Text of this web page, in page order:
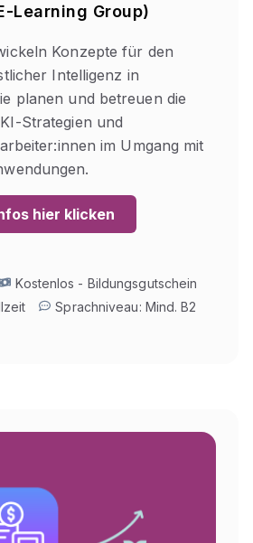
Learning Group)
Konzepte für den
Intelligenz in
planen und betreuen die
Strategien und
im Umgang mit
hier klicken
Kostenlos - Bildungsgutschein
Sprachniveau: Mind. B2